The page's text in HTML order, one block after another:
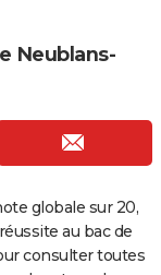
Neublans-
globale sur 20,
au bac de
consulter toutes